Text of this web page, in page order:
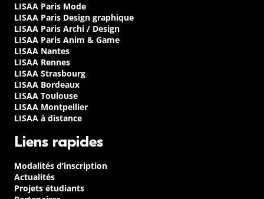
LISAA Paris Mode
LISAA Paris Design graphique
LISAA Paris Archi / Design
LISAA Paris Anim & Game
LISAA Nantes
LISAA Rennes
LISAA Strasbourg
LISAA Bordeaux
LISAA Toulouse
LISAA Montpellier
LISAA à distance
Liens rapides
Modalités d’inscription
Actualités
Projets étudiants